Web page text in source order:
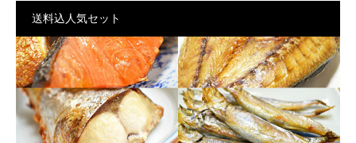
送料込人気セット